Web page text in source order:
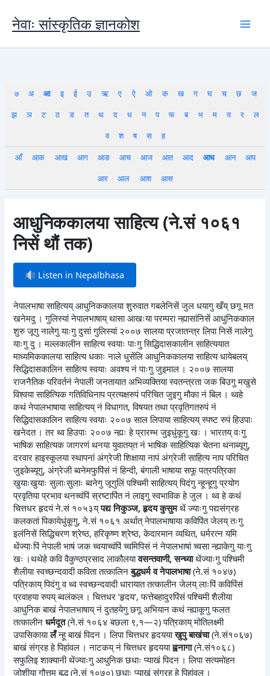
content
नेवाः सांस्कृतिक ज्ञानकोश
७ अ आ इ ई उ ऋ ए ऐ ओ क ख ग घ च छ
ज
झ
ञ ट ठ ड त थ द ध न प फ ब भ म य र
ल
व
श ष स
ह
आँ
आक आख आग आङ आच आज आत आद आध आन
आप
आर
आल आश आस
आधुनिककालया साहित्य (ने.सं १०६१
निसें थौं तक)
Listen in Nepalbhasa
नेपालभाषा साहित्यय् आधुनिककालया शुरुवात गबलेनिसें जुल धयागु खँय् छगू मत
खनेमदु । गुलिस्यां नेपालभाषाय् थासा आखःया परम्परा न्ह्यासांनिसें आधुनिककाल
शुरु जूगु नालेगु याःगु दुसां गुलिस्यां २००७ सालया प्रजातन्त्र लिपा निसें नालेगु
याःगु दु । मल्लकालीन साहित्य स्वयाः पाःगु सिद्धिदासकालीन साहित्ययात
माध्यमिककालया साहित्य धकाः नाले धुसेंलि आधुनिककालया साहित्य धायेबलय्
सिद्धिदासकालिन साहित्य स्वयाः अवश्य नं पाःगु जुइमाल । २००७ सालया
राजनैतिक परिवर्तनं नेपाली जनतायात अभिव्यक्तिया स्वतन्त्रता जक बिउगु मखुसे
विश्वया साहित्यिक गतिविधिनाप प्रत्यक्षरुपं परिचित जुइगु मौका नं बिल । थ्वहे
कथं नेपालभाषाया साहित्यय् नं विधागत, विषयत तथा प्रवृतिगतरुपं नं
सिद्धिदासकालिन साहित्य स्वयाः २००७ साल लिपाया साहित्यय् स्पष्ट रुपं हिउपाः
खनेदत । तर थ्व हिउपाः २००७ न्ह्यः हे प्रारम्भ जुइधुंकूगु खः । भारतय् वःगु
भाषिक साहित्यक जागरणं थनया युवातय्‌त नं भाषिक साहित्यिक चेतना थनाब्यूगु,
दरवार हाइस्कूलया स्थापनां अंग्रेजी शिक्षाया नापं अंग्रेजी साहित्य नाप परिचित
जुइकेब्यूगु, अंग्रेजी ब्वनेमफुपिंसं नं हिन्दी, बंगाली भाषाया सफू पत्रपत्रिका
खुयाःखुयाः सुलाःसुलाः ब्वनेगु जूगुलिं पश्चिमी साहित्यय् पिदंगु न्हून्हूगु प्रयोग
प्रवृतिया प्रभाव थनच्वंपिं स्रष्टापिंत नं लाइगु स्वभाविक हे जुल । थ्व हे कथं
चित्तधर हृदयं ने.सं १०५३य्पद्य निकुञ्ज, हृदय कुसुमथें ज्याःगु पद्यसंग्रह
कलकतां पिकायेधुंकूगु, ने.सं १०६१ अर्थात् नेपालभाषाया कविपिंत जेलय् तःगु
इलंनिसें सिद्धिचरण श्रेष्ठ, हरिकृष्ण श्रेष्ठ, केदारमान व्यथित, धर्मरत्न यमि
थेंज्याःपिं नेपाली भाषं जक च्वयाच्वंपिं च्वमिपिसं नं नेपालभाषां च्वसा न्ह्याकेगु याःगु
खः ।थथेहे कवि वैकुण्ठप्रसाद लाकौलयावसन्तवाणी, सन्ध्याथेंज्याःगु पश्चिमी
शैलीया स्वच्छन्दवादी कविता तत्कालिनबुद्धधर्म व नेपालभाषा(ने.सं १०४७)
पत्रिकाय् पिदंगु व थ्व स्वच्छन्दवादी धारायात तत्कालीन जेलय् लाःपिं कविपिंसं
प्रवाहया रुपय् ब्वलंकल । चित्तधर ‘हृदय’, फत्तेबहादुरपिंसं पश्चिमी शैलीया
आधुनिक बाखं नेपालभाषाय् नं दुतहयेगु छगू अभियान कथं न्ह्याकूगु फलत
तत्कालीनधर्मदूत(ने.सं १०६४ बछला ९,१—२) पत्रिकाय् मोतिलक्ष्मी
उपासिकायालँन्हू बाखं पिदन । लिपा चित्तधर हृदययाखुपु बाखंचा(ने.सं१०६७)
बाखं संग्रह हे पिहांवल । नाटकय् नं चित्तधर हृदययाह्वनागा(ने.सं१०६८)
सफुलिइ शाक्यानी थेंज्याःगु आधुनिक छधाः प्याखं पिदन । लिपा सत्यमोहन
जोशीया गौत्तम बुद्ध (ने.सं १०७०) छधाः प्याखं संग्रह हे पिहांवल ।